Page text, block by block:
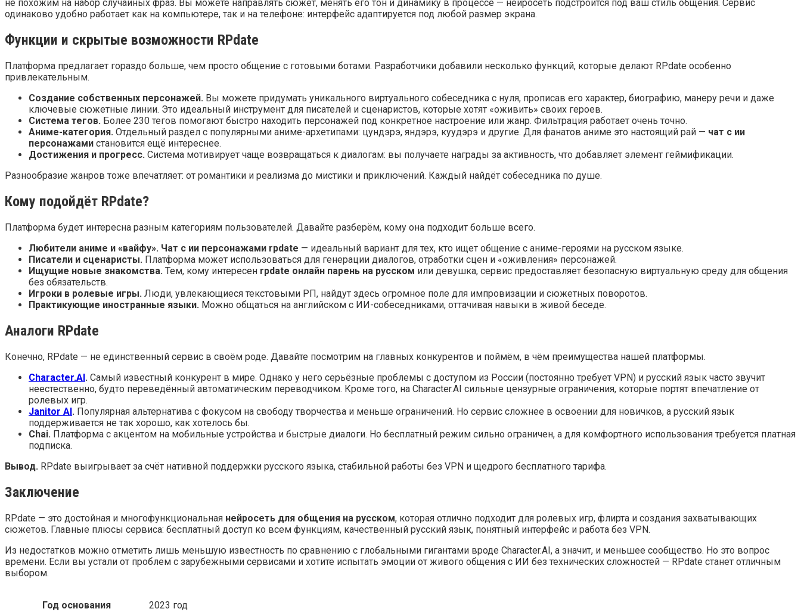
не похожим на набор случайных фраз. Вы можете направлять сюжет, менять его тон и динамику в процессе — нейросеть подстроится под ваш стиль общения. Сервис
одинаково удобно работает как на компьютере, так и на телефоне: интерфейс адаптируется под любой размер экрана.
Функции и скрытые возможности RPdate
Платформа предлагает гораздо больше, чем просто общение с готовыми ботами. Разработчики добавили несколько функций, которые делают RPdate особенно
привлекательным.
Создание собственных персонажей. Вы можете придумать уникального виртуального собеседника с нуля, прописав его характер, биографию, манеру речи и даже
ключевые сюжетные линии. Это идеальный инструмент для писателей и сценаристов, которые хотят «оживить» своих героев.
Система тегов. Более 230 тегов помогают быстро находить персонажей под конкретное настроение или жанр. Фильтрация работает очень точно.
Аниме-категория. Отдельный раздел с популярными аниме-архетипами: цундэрэ, яндэрэ, куудэрэ и другие. Для фанатов аниме это настоящий рай — чат с ии
персонажами становится ещё интереснее.
Достижения и прогресс. Система мотивирует чаще возвращаться к диалогам: вы получаете награды за активность, что добавляет элемент геймификации.
Разнообразие жанров тоже впечатляет: от романтики и реализма до мистики и приключений. Каждый найдёт собеседника по душе.
Кому подойдёт RPdate?
Платформа будет интересна разным категориям пользователей. Давайте разберём, кому она подходит больше всего.
Любители аниме и «вайфу». Чат с ии персонажами rpdate — идеальный вариант для тех, кто ищет общение с аниме-героями на русском языке.
Писатели и сценаристы. Платформа может использоваться для генерации диалогов, отработки сцен и «оживления» персонажей.
Ищущие новые знакомства. Тем, кому интересен rpdate онлайн парень на русском или девушка, сервис предоставляет безопасную виртуальную среду для общения
без обязательств.
Игроки в ролевые игры. Люди, увлекающиеся текстовыми РП, найдут здесь огромное поле для импровизации и сюжетных поворотов.
Практикующие иностранные языки. Можно общаться на английском с ИИ-собеседниками, оттачивая навыки в живой беседе.
Аналоги RPdate
Конечно, RPdate — не единственный сервис в своём роде. Давайте посмотрим на главных конкурентов и поймём, в чём преимущества нашей платформы.
Character.AI. Самый известный конкурент в мире. Однако у него серьёзные проблемы с доступом из России (постоянно требует VPN) и русский язык часто звучит
неестественно, будто переведённый автоматическим переводчиком. Кроме того, на Character.AI сильные цензурные ограничения, которые портят впечатление от
ролевых игр.
Janitor AI. Популярная альтернатива с фокусом на свободу творчества и меньше ограничений. Но сервис сложнее в освоении для новичков, а русский язык
поддерживается не так хорошо, как хотелось бы.
Chai. Платформа с акцентом на мобильные устройства и быстрые диалоги. Но бесплатный режим сильно ограничен, а для комфортного использования требуется платная
подписка.
Вывод. RPdate выигрывает за счёт нативной поддержки русского языка, стабильной работы без VPN и щедрого бесплатного тарифа.
Заключение
RPdate — это достойная и многофункциональная нейросеть для общения на русском, которая отлично подходит для ролевых игр, флирта и создания захватывающих
сюжетов. Главные плюсы сервиса: бесплатный доступ ко всем функциям, качественный русский язык, понятный интерфейс и работа без VPN.
Из недостатков можно отметить лишь меньшую известность по сравнению с глобальными гигантами вроде Character.AI, а значит, и меньшее сообщество. Но это вопрос
времени. Если вы устали от проблем с зарубежными сервисами и хотите испытать эмоции от живого общения с ИИ без технических сложностей — RPdate станет отличным
выбором.
Год основания 2023 год